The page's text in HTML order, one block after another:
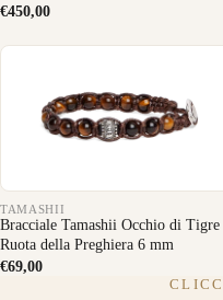
€450,00
TAMASHII
Bracciale Tamashii Occhio di Tigre
Ruota della Preghiera 6 mm
€69,00